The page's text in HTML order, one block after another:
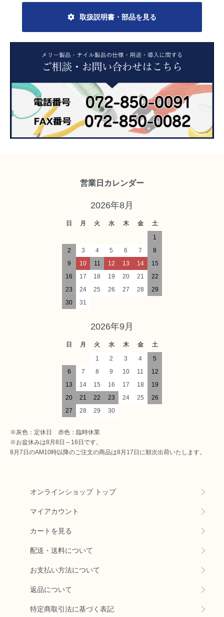
取扱説明書・部品を見る
営業日カレンダー
2026年8月
日 月 火 水 木 金
土
1
2
3 4 5 6 7
8
9
10 11 12 13 14
15
16
17 18 19 20 21
22
23
24 25 26 27 28
29
30
31
2026年9月
日 月 火 水 木 金
土
1
2 3 4
5
6
7 8 9 10 11
12
13
14 15 16 17 18
19
20
21 22 23 24 25
26
27
28 29 30
※灰色：定休日 赤色：臨時休業
※お盆休みは8月8日～16日です。
8月7日のAM10時以降のご注文の商品は8月17日に順次出荷いたします。
オンラインショップ トップ
マイアカウント
カートを見る
配送・送料について
お支払い方法について
返品について
特定商取引法に基づく表記